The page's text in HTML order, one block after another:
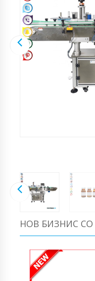
НОВ БИЗНИС СО